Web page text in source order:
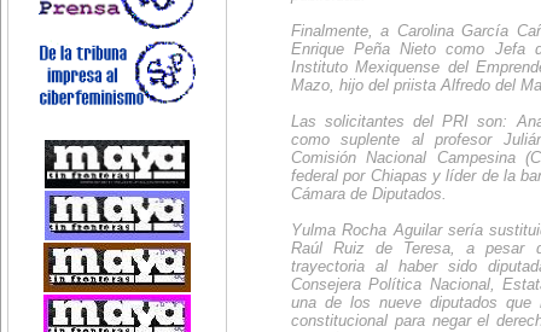
Finalmente, a Carolina García
Enrique Peña Nieto como Jefa
Instituto Mexiquense del
Mazo, hijo del priista Alfredo del
Las solicitantes del PRI son:
como suplente al profesor
Comisión Nacional Campesina
federal por Chiapas y líder de la
Cámara de Diputados.
Yulma Rocha Aguilar sería
Raúl Ruiz de Teresa, a pesar
trayectoria al haber sido
Consejera Política Nacional,
una de los nueve diputados
constitucional para negar el